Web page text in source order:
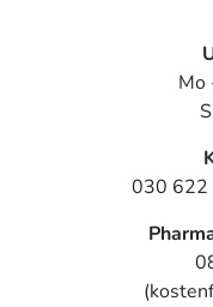
Mo
030 622